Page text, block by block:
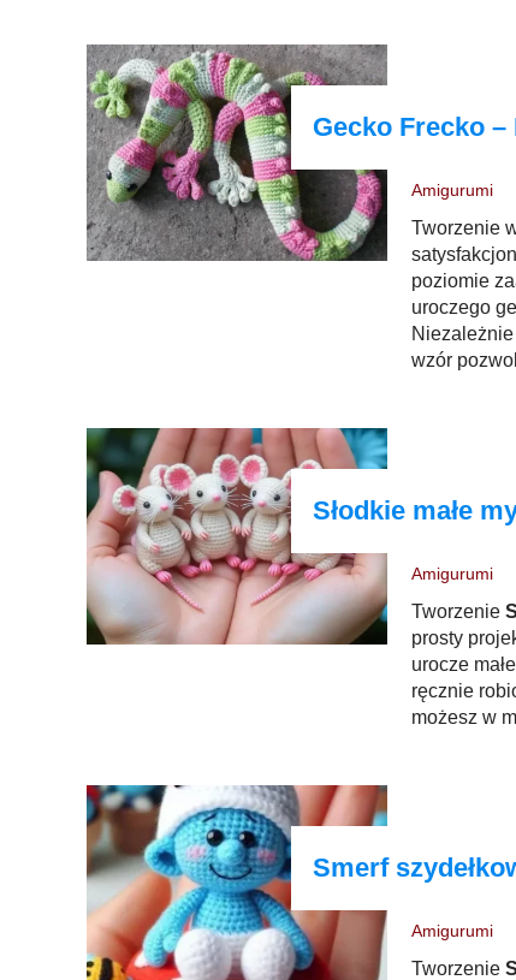
Gecko Frecko
Amigurumi
Tworzenie
poziomie
uroczego
wzór
Słodkie małe
Amigurumi
Tworzenie
prosty
urocze
ręcznie
możesz w
Smerf
Amigurumi
Tworzenie